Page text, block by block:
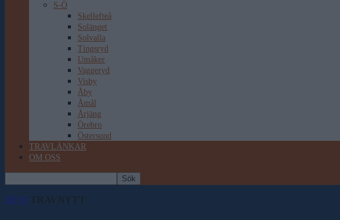
S-Ö
Skellefteå
Solänget
Solvalla
Tingsryd
Umåker
Vaggeryd
Visby
Åby
Åmål
Årjäng
Örebro
Östersund
TRAVLÄNKAR
OM OSS
HEM TRAVNYTT